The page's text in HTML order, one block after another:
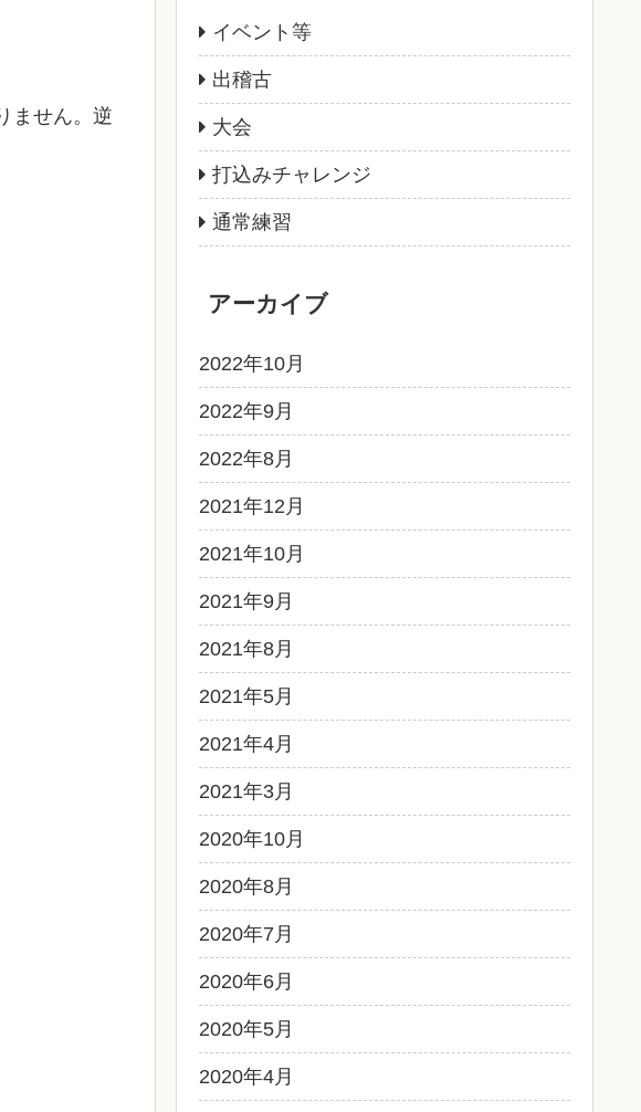
ません。逆
イベント等
出稽古
大会
打込みチャレンジ
通常練習
アーカイブ
2022年10月
2022年9月
2022年8月
2021年12月
2021年10月
2021年9月
2021年8月
2021年5月
2021年4月
2021年3月
2020年10月
2020年8月
2020年7月
2020年6月
2020年5月
2020年4月